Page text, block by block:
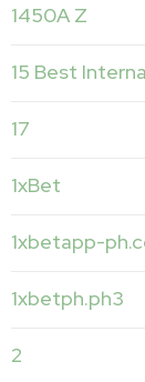
1450A Z
15 Best
17
1xBet
1xbetapp-
1xbetph.ph3
2